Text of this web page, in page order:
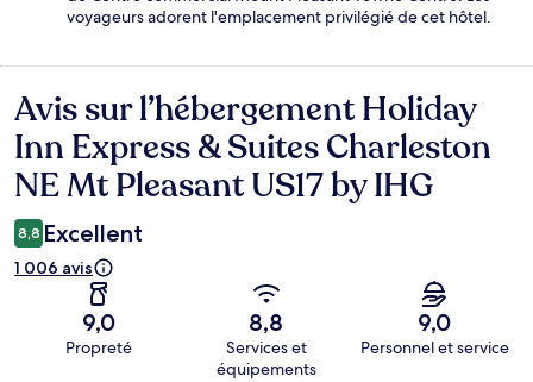
voyageurs adorent l'emplacement privilégié de cet hôtel.
Avis
Avis sur l’hébergement Holiday
Inn Express & Suites Charleston
NE Mt Pleasant US17 by IHG
8,8 Excellent
1 006 avis
9,0
Propreté
8,8
Services et
équipements
9,0
Personnel et service